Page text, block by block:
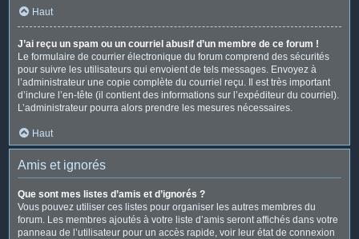
Haut
J’ai reçu un spam ou un courriel abusif d’un membre de ce forum !
Le formulaire de courrier électronique du forum comprend des sécurités
pour suivre les utilisateurs qui envoient de tels messages. Envoyez à
l’administrateur une copie complète du courriel reçu. Il est très important
d’inclure l’en-tête (il contient des informations sur l’expéditeur du courriel).
L’administrateur pourra alors prendre les mesures nécessaires.
Haut
Amis et ignorés
Que sont mes listes d’amis et d’ignorés ?
Vous pouvez utiliser ces listes pour organiser les autres membres du
forum. Les membres ajoutés à votre liste d’amis seront affichés dans votre
panneau de l’utilisateur pour un accès rapide, voir leur état de connexion